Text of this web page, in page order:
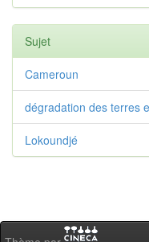
Sujet
Cameroun
dégradation des terres
Lokoundjé